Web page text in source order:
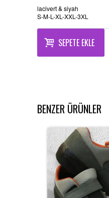
lacivert & siyah
S-M-L-XL-XXL-3XL
SEPETE EKLE
BENZER ÜRÜNLER